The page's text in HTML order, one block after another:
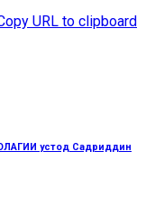
URL to clipboard
устод Садриддин